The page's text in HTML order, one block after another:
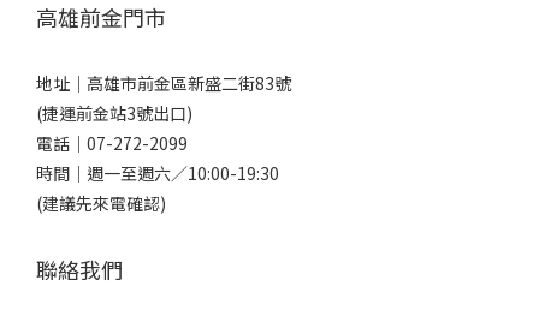
高雄前金門市
地址｜ 高雄市前金區新盛二街83號
(捷運前金站3號出口)
電話｜ 07-272-2099
時間｜週一至週六／10:00-19:30
(建議先來電確認)
聯絡我們